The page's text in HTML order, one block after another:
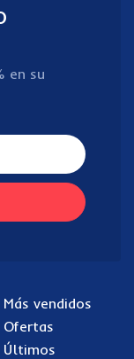
en su
Más vendidos
Ofertas
Últimos